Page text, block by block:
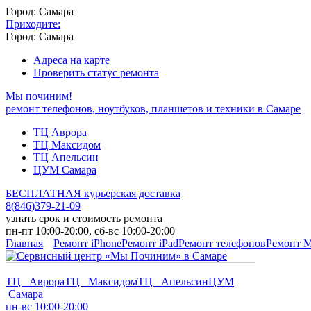
Город: Самара
Приходите:
Город: Самара
Адреса на карте
Проверить статус ремонта
Мы починим!
ремонт телефонов, ноутбуков, планшетов и техники в Самаре
ТЦ Аврора
ТЦ Максидом
ТЦ Апельсин
ЦУМ Самара
БЕСПЛАТНАЯ курьерская доставка
8(846)379-21-09
узнать срок и стоимость ремонта
пн-пт 10:00-20:00, сб-вс 10:00-20:00
Главная
Ремонт iPhoneРемонт iPadРемонт телефоновРемонт
ТЦ АврораТЦ МаксидомТЦ АпельсинЦУМ
Самара
пн-вс 10:00-20:00